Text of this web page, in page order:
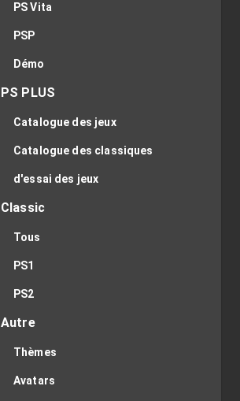
PS Vita
PSP
Démo
PS PLUS
Catalogue des jeux
Catalogue des classiques
d'essai des jeux
Classic
Tous
PS1
PS2
Autre
Thèmes
Avatars